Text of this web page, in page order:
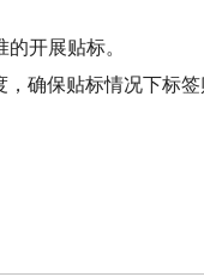
开展贴标。
确保贴标情况下标签